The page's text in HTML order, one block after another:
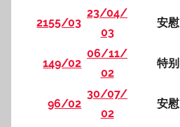
2155/03
23/04/
03
安慰
149/02
06/11/
02
特别
96/02
30/07/
02
安慰